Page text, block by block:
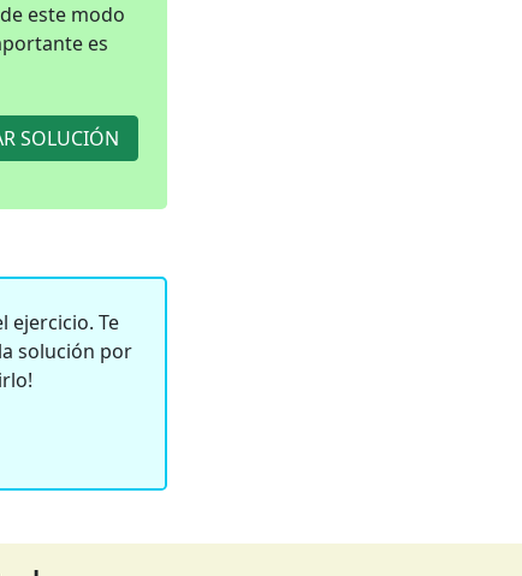
este modo
es
SOLUCIÓN
ejercicio. Te
solución por